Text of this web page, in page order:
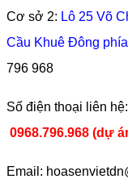
Cơ sở 2: Lô 25 Võ
Cầu Khuê Đông
796 968
​Số điện thoại liên hệ:
0968.796.968 (dự
Email: